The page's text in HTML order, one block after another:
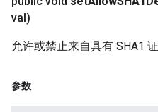
val)
允许或禁止来自具有 SHA1
参数